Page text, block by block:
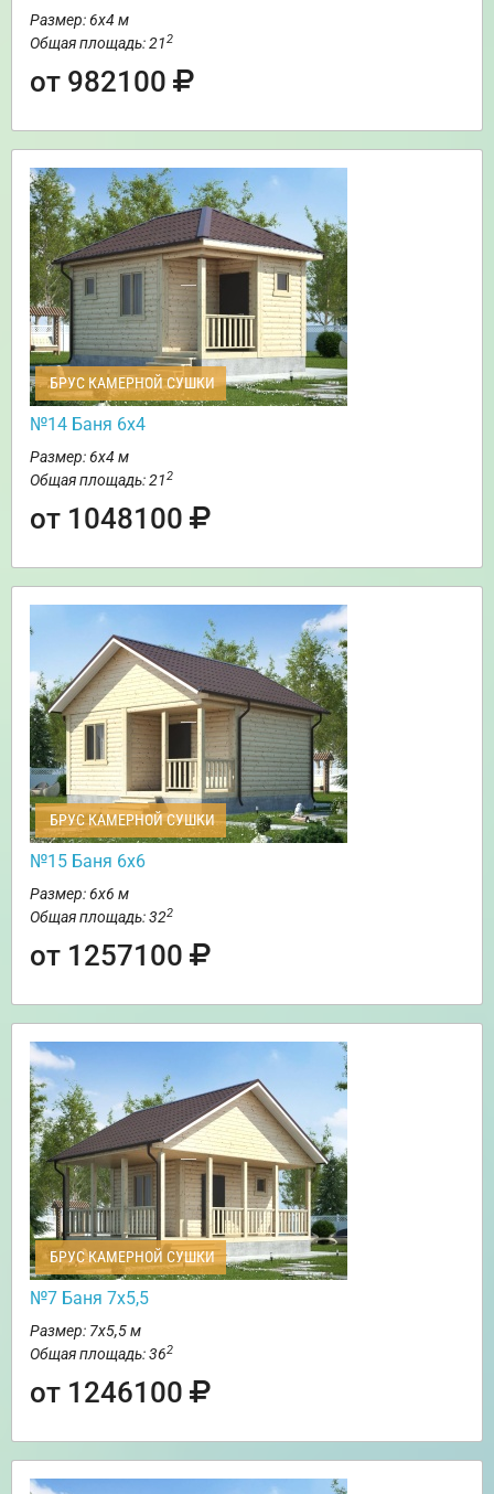
Размер: 6х4 м
Общая площадь: 212
от 982100
БРУС КАМЕРНОЙ СУШКИ
№14 Баня 6х4
Размер: 6х4 м
Общая площадь: 212
от 1048100
БРУС КАМЕРНОЙ СУШКИ
№15 Баня 6х6
Размер: 6х6 м
Общая площадь: 322
от 1257100
БРУС КАМЕРНОЙ СУШКИ
№7 Баня 7х5,5
Размер: 7х5,5 м
Общая площадь: 362
от 1246100